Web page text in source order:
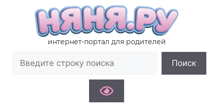
содержимому
интернет-портал для родителей
Поиск